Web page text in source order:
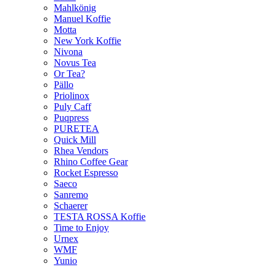
Mahlkönig
Manuel Koffie
Motta
New York Koffie
Nivona
Novus Tea
Or Tea?
Pällo
Priolinox
Puly Caff
Puqpress
PURETEA
Quick Mill
Rhea Vendors
Rhino Coffee Gear
Rocket Espresso
Saeco
Sanremo
Schaerer
TESTA ROSSA Koffie
Time to Enjoy
Urnex
WMF
Yunio